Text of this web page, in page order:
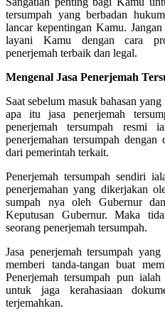
tersumpah yang berbadan
lancar kepentingan Kamu.
layani Kamu dengan cara
penerjemah terbaik dan legal.
Mengenal Jasa Penerjemah
Saat sebelum masuk bahasan
apa itu jasa penerjemah
penerjemah tersumpah resmi
penerjemahan tersumpah
dari pemerintah terkait.
Penerjemah tersumpah sendiri
penerjemahan yang dikerjakan
sumpah nya oleh Gubernur
Keputusan Gubernur. Maka
seorang penerjemah tersumpah.
Jasa penerjemah tersumpah
memberi tanda-tangan buat
Penerjemah tersumpah pun
untuk jaga kerahasiaan
terjemahkan.